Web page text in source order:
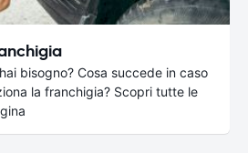
bisogno? Cosa succede in caso
la franchigia? Scopri tutte le